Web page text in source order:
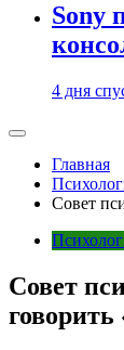
Sony
4 дня
Главная
Совет
Совет
говорить